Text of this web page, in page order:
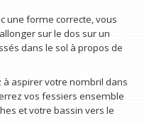
une forme correcte, vous
sur le dos sur un
dans le sol à propos de
aspirer votre nombril dans
vos fessiers ensemble
et votre bassin vers le